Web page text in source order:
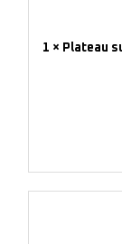
1 × Plateau